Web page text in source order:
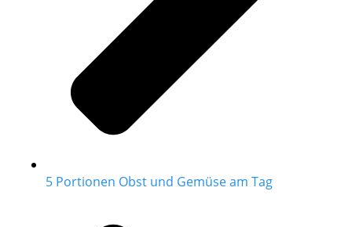
5 Portionen Obst und Gemüse am Tag